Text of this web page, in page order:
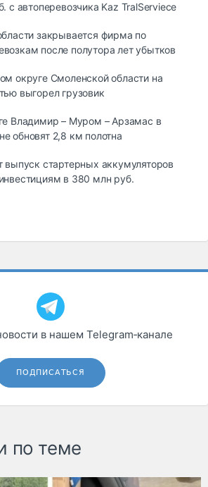
с автоперевозчика Kaz TralServiece
закрывается фирма по
после полутора лет убытков
округе Смоленской области на
выгорел грузовик
Владимир – Муром – Арзамас в
обновят 2,8 км полотна
выпуск стартерных аккумуляторов
в 380 млн руб.
в нашем Telegram‑канале
ПОДПИСАТЬСЯ
по теме